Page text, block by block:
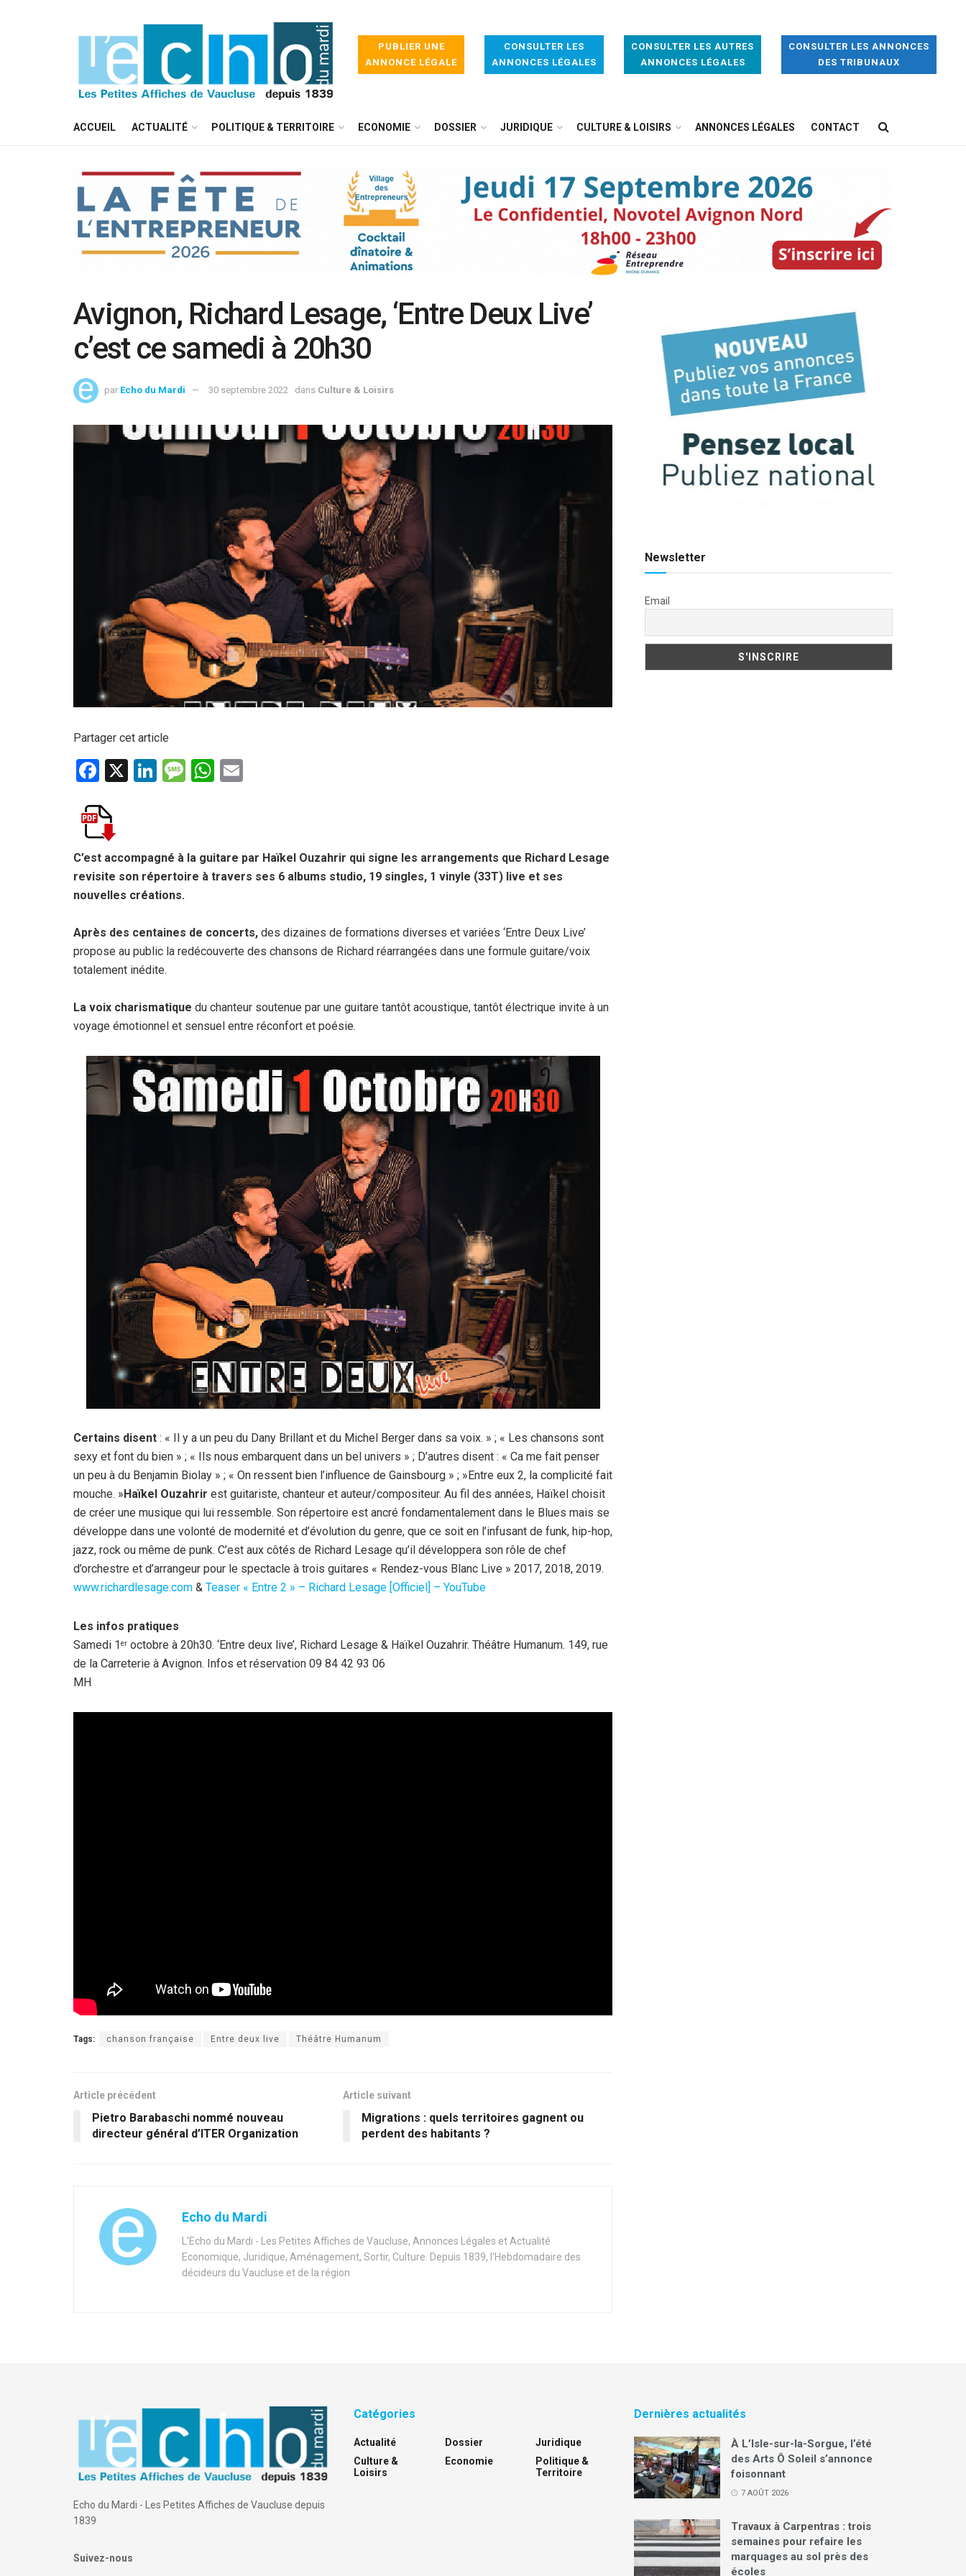
PUBLIER UNE
ANNONCE LÉGALE
CONSULTER LES
ANNONCES LÉGALES
CONSULTER LES AUTRES
ANNONCES LÉGALES
CONSULTER LES ANNONCES
DES TRIBUNAUX
ACCUEIL ACTUALITÉ POLITIQUE & TERRITOIRE ECONOMIE DOSSIER JURIDIQUE CULTURE & LOISIRS ANNONCES LÉGALES CONTACT
Avignon, Richard Lesage, ‘Entre Deux Live’
c’est ce samedi à 20h30
par Echo du Mardi 30 septembre 2022 dans Culture & Loisirs
Partager cet article
F
ce
b
o
o
k
X
Li
n
M
g
e
W
A
p
C’est accompagné à la guitare par Haïkel Ouzahrir qui signe les arrangements que Richard Lesage
revisite son répertoire à travers ses 6 albums studio, 19 singles, 1 vinyle (33T) live et ses
nouvelles créations.
Après des centaines de concerts, des dizaines de formations diverses et variées ‘Entre Deux Live’
propose au public la redécouverte des chansons de Richard réarrangées dans une formule guitare/voix
totalement inédite.
La voix charismatique du chanteur soutenue par une guitare tantôt acoustique, tantôt électrique invite à un
voyage émotionnel et sensuel entre réconfort et poésie.
Certains disent : « Il y a un peu du Dany Brillant et du Michel Berger dans sa voix. » ; « Les chansons sont
sexy et font du bien » ; « Ils nous embarquent dans un bel univers » ; D’autres disent : « Ca me fait penser
un peu à du Benjamin Biolay » ; « On ressent bien l’influence de Gainsbourg » ; »Entre eux 2, la complicité fait
mouche. » Haïkel Ouzahrir est guitariste, chanteur et auteur/compositeur. Au fil des années, Haïkel choisit
de créer une musique qui lui ressemble. Son répertoire est ancré fondamentalement dans le Blues mais se
développe dans une volonté de modernité et d’évolution du genre, que ce soit en l’infusant de funk, hip-hop,
jazz, rock ou même de punk. C’est aux côtés de Richard Lesage qu’il développera son rôle de chef
d’orchestre et d’arrangeur pour le spectacle à trois guitares « Rendez-vous Blanc Live » 2017, 2018, 2019.
www.richardlesage.com & Teaser « Entre 2 » – Richard Lesage [Officiel] – YouTube
Les infos pratiques
Samedi 1 er octobre à 20h30. ‘Entre deux live’, Richard Lesage & Haïkel Ouzahrir. Théâtre Humanum. 149, rue
de la Carreterie à Avignon. Infos et réservation 09 84 42 93 06
MH
Tags: chanson française Entre deux live Théâtre Humanum
Article précédent
Pietro Barabaschi nommé nouveau
directeur général d’ITER Organization
Article suivant
Migrations : quels territoires gagnent ou
perdent des habitants ?
Echo du Mardi
L'Echo du Mardi - Les Petites Affiches de Vaucluse, Annonces Légales et Actualité
Economique, Juridique, Aménagement, Sortir, Culture. Depuis 1839, l'Hebdomadaire des
décideurs du Vaucluse et de la région
Newsletter
Email
Echo du Mardi - Les Petites Affiches de Vaucluse depuis
1839
Suivez-nous
Catégories
Actualité
Culture &
Loisirs
Dossier
Economie
Juridique
Politique &
Territoire
Dernières actualités
À L’Isle-sur-la-Sorgue, l’été
des Arts Ô Soleil s’annonce
foisonnant
7 AOÛT 2026
Travaux à Carpentras : trois
semaines pour refaire les
marquages au sol près des
écoles